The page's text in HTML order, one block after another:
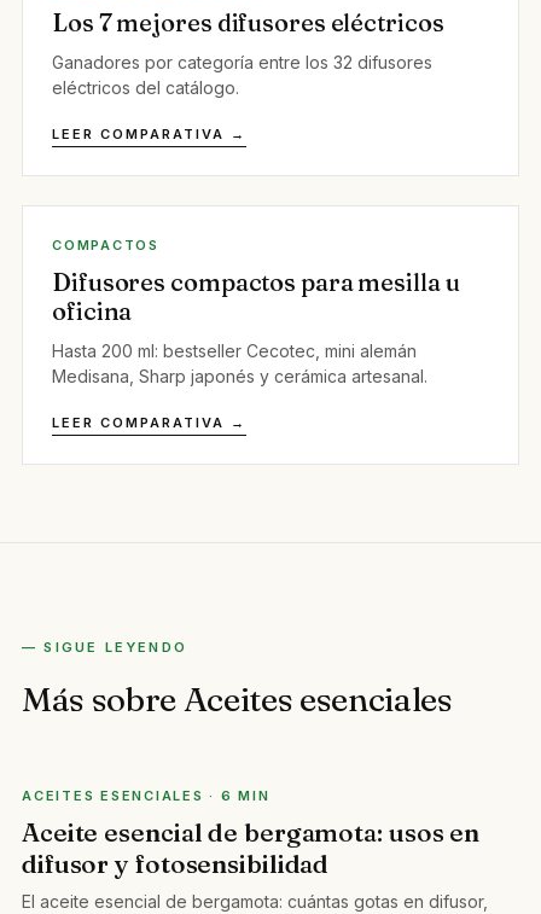
Los 7 mejores difusores eléctricos
Ganadores por categoría entre los 32 difusores
eléctricos del catálogo.
LEER COMPARATIVA →
COMPACTOS
Difusores compactos para mesilla u
oficina
Hasta 200 ml: bestseller Cecotec, mini alemán
Medisana, Sharp japonés y cerámica artesanal.
LEER COMPARATIVA →
— SIGUE LEYENDO
Más sobre Aceites esenciales
ACEITES ESENCIALES · 6 MIN
Aceite esencial de bergamota: usos en
difusor y fotosensibilidad
El aceite esencial de bergamota: cuántas gotas en difusor,